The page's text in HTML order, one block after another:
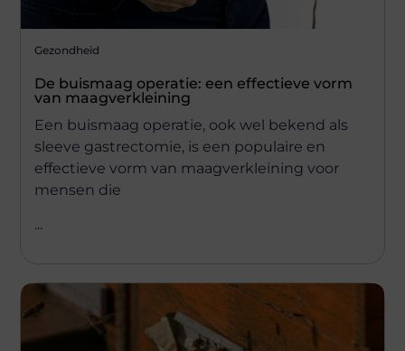
Gezondheid
De buismaag operatie: een effectieve vorm
van maagverkleining
Een buismaag operatie, ook wel bekend als
sleeve gastrectomie, is een populaire en
effectieve vorm van maagverkleining voor
mensen die
...